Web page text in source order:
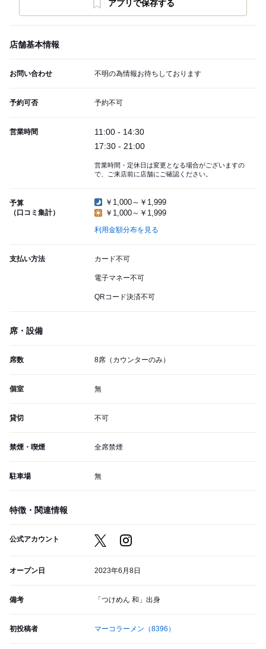
アプリで保存する
店舗基本情報
お問い合わせ 不明の為情報お待ちしております
予約可否 予約不可
営業時間
11:00 - 14:30
17:30 - 21:00
営業時間・定休日は変更となる場合がございますの
で、ご来店前に店舗にご確認ください。
予算
（口コミ集計）
￥1,000～￥1,999
￥1,000～￥1,999
利用金額分布を見る
支払い方法 カード不可
電子マネー不可
QRコード決済不可
席・設備
席数 8席（カウンターのみ）
個室 無
貸切 不可
禁煙・喫煙 全席禁煙
駐車場 無
特徴・関連情報
公式アカウント
オープン日 2023年6月8日
備考 「つけめん 和」出身
初投稿者 マーコラーメン （8396）